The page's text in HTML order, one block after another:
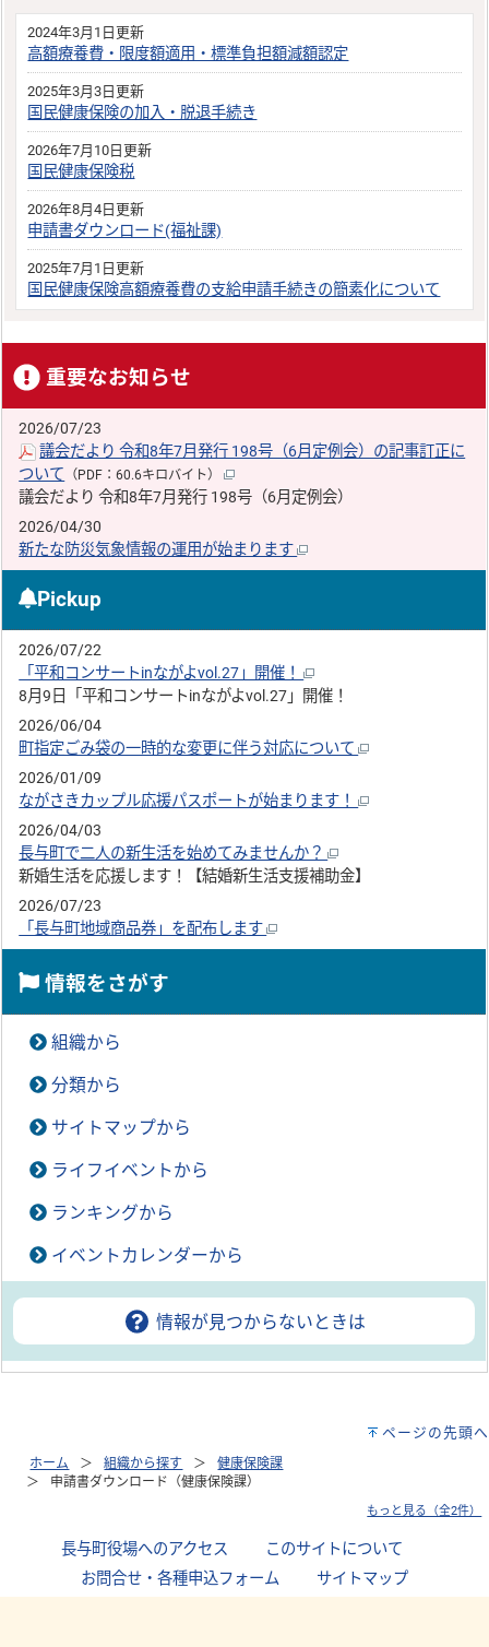
2024年3月1日更新
高額療養費・限度額適用・標準負担額減額認定
2025年3月3日更新
国民健康保険の加入・脱退手続き
2026年7月10日更新
国民健康保険税
2026年8月4日更新
申請書ダウンロード(福祉課)
2025年7月1日更新
国民健康保険高額療養費の支給申請手続きの簡素化について
重要なお知らせ
2026/07/23
議会だより 令和8年7月発行 198号（6月定例会）の記事訂正に
ついて （PDF：60.6キロバイト）
議会だより 令和8年7月発行 198号（6月定例会）
2026/04/30
新たな防災気象情報の運用が始まります
Pickup
2026/07/22
「平和コンサートinながよvol.27」開催！
8月9日「平和コンサートinながよvol.27」開催！
2026/06/04
町指定ごみ袋の一時的な変更に伴う対応について
2026/01/09
ながさきカップル応援パスポートが始まります！
2026/04/03
長与町で二人の新生活を始めてみませんか？
新婚生活を応援します！【結婚新生活支援補助金】
2026/07/23
「長与町地域商品券」を配布します
情報をさがす
組織から
分類から
サイトマップから
ライフイベントから
ランキングから
イベントカレンダーから
情報が見つからないときは
ページの先頭へ
ホーム 組織から探す
健康保険課
申請書ダウンロード（健康保険課）
もっと見る（全2件）
長与町役場へのアクセス このサイトについて
お問合せ・各種申込フォーム
サイトマップ